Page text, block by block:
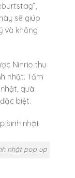
sẽ giúp
và không
Ninrio thu
nhật. Tấm
quà
biệt.
nhật pop up